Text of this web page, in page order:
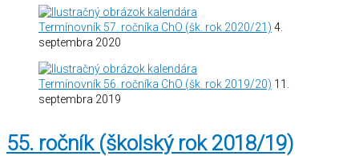
Termínovník 57. ročníka ChO (šk. rok 2020/21) 4.
septembra 2020
Termínovník 56. ročníka ChO (šk. rok 2019/20) 11.
septembra 2019
55. ročník (školský rok 2018/19)